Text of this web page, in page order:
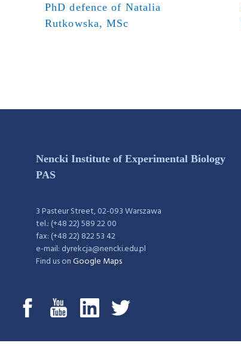
PhD defence of Natalia
Rutkowska, MSc
Nencki Institute of Experimental Biology
PAS
3 Pasteur Street, 02-093 Warszawa
tel.: (+48 22) 589 22 00
fax: (+48 22) 822 53 42
e-mail: dyrekcja@nencki.edu.pl
Find us onGoogle Maps